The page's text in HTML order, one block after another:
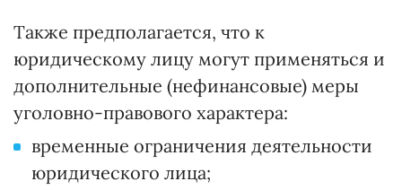
Также предполагается, что к
юридическому лицу могут применяться и
дополнительные (нефинансовые) меры
уголовно-правового характера:
временные ограничения деятельности
юридического лица;